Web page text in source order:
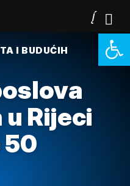
I BUDUĆIH
Rijeci
50